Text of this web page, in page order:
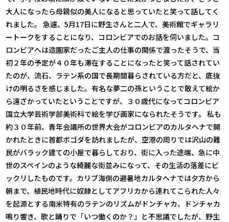
大人になったら母親似の美人になると思っていたと笑って話してく
れました。 急遽、5月17日に野生さんと二人で、美術館でギャラリ
ートークをすることになり、コロンビアでのお話を伺いました。コ
ロンビアへは造園家だったご主人の仕事の関係で渡ったそうで、当
初２年の予定が４０年も滞在することになったと笑って話されてい
たのが、流石、ラテン系の国で長期間暮らされている方だと、底抜
けの明るさを感じました。有名な夢二の孫ということで敢えて絵か
ら遠ざかっていたということですが、３０歳代になってコロンビア
国立大学芸術学部美術科で絵を学び画家になられたそうです。 私も
約３０年前、青年会議所の世界大会がコロンビアのカルタヘナで開
かれたときに首都ボゴダを訪れましたが、空港の周りでは沢山の難
民がバラック建ての小屋で暮らしており、街に入った途端、急に中
世のスペインのような綺麗な街並みになって、その生活の落差にビ
ックリしたものです。カリブ海側の避暑地カルタヘナでは夕方から
朝まで、植民地時代に奴隷としてアフリカから連れてこられた人々
を起源とする南米特有のラテンのリズムがドンチャカ、ドンチャカ
鳴り響き、歌と踊りで「いつ働くのか？」と不思議でしたが、野生